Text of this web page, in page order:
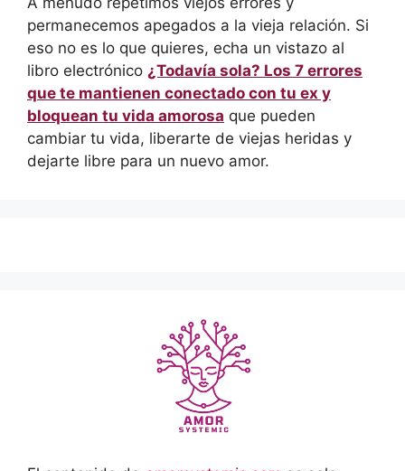
permanecemos apegados a la vieja relación. Si
eso no es lo que quieres, echa un vistazo al
libro electrónico ¿Todavía sola? Los 7 errores
que te mantienen conectado con tu ex y
bloquean tu vida amorosa que pueden
cambiar tu vida, liberarte de viejas heridas y
dejarte libre para un nuevo amor.